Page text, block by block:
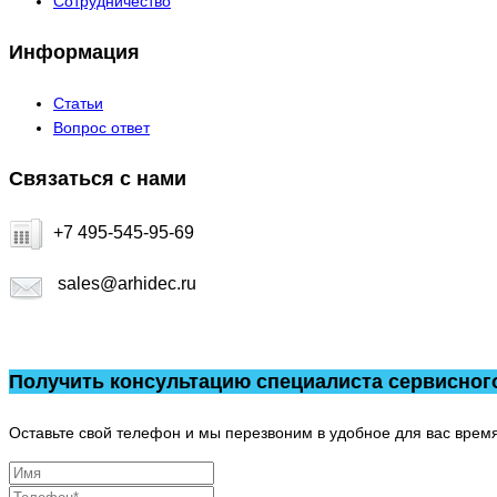
Информация
Статьи
Вопрос ответ
Связаться с нами
+7 495-545-95-69
sales@arhidec.ru
Получить консультацию специалиста
Оставьте свой телефон и мы перезвоним в удобное для вас